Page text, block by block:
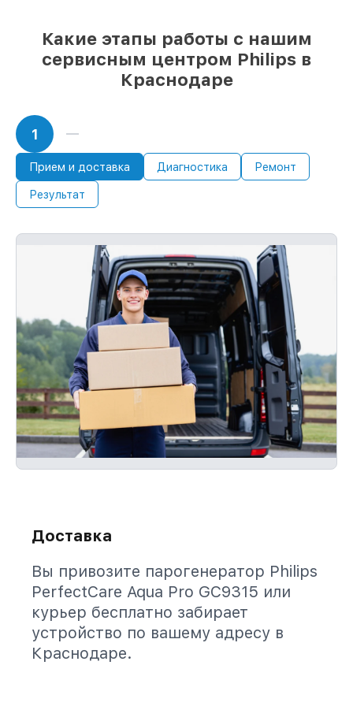
Какие этапы работы с нашим
сервисным центром Philips в
Краснодаре
1
Прием и доставка Диагностика Ремонт
Результат
Доставка
Вы привозите парогенератор Philips
PerfectCare Aqua Pro GC9315 или
курьер бесплатно забирает
устройство по вашему адресу в
Краснодаре.